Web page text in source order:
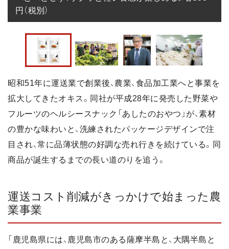
円（税別）
昭和51年に運送業で創業後、農業、食品加工業へと事業を
拡大してきたオキス。同社が平成28年に発売した野菜や
フルーツのヘルシースナック「あしたのおやつ」が、素材
の豊かな味わいと、洗練されたパッケージデザインで注
目され、常に品薄状態の好調な売れ行きを続けている。同
商品が誕生するまでの長い道のりを追う。
運送コスト削減がきっかけで始まった農
業事業
「鹿児島県には、鹿児島市のある薩摩半島と、大隅半島と